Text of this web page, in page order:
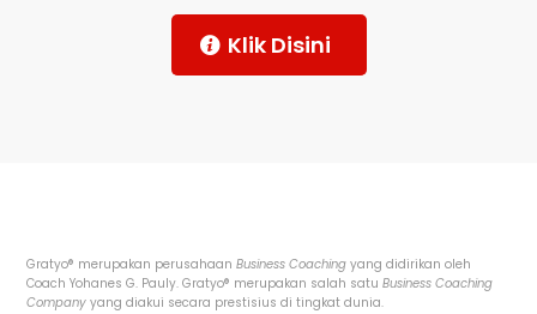
Klik Disini
Gratyo® merupakan perusahaanBusiness Coaching yang didirikan oleh
Coach Yohanes G. Pauly.Gratyo® merupakan salah satuBusiness Coaching
Company yang diakui secara prestisius di tingkat dunia.